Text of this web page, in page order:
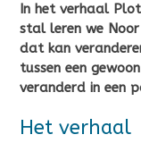
In het verhaal
stal leren we Noor
dat kan
tussen een
veranderd in een
Het verhaal